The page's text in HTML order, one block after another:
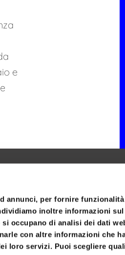
annunci, per fornire funzionalità
inoltre informazioni
occupano di analisi dei dati
con altre informazioni che
loro servizi. Puoi scegliere quali
e